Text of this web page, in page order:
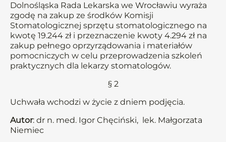
Dolnośląska Rada Lekarska we Wrocławiu wyraża
zgodę na zakup ze środków Komisji
Stomatologicznej sprzętu stomatologicznego na
kwotę 19.244 zł i przeznaczenie kwoty 4.294 zł na
zakup pełnego oprzyrządowania i materiałów
pomocniczych w celu przeprowadzenia szkoleń
praktycznych dla lekarzy stomatologów.
§ 2
Uchwała wchodzi w życie z dniem podjęcia.
Autor: dr n. med. Igor Chęciński, lek. Małgorzata
Niemiec